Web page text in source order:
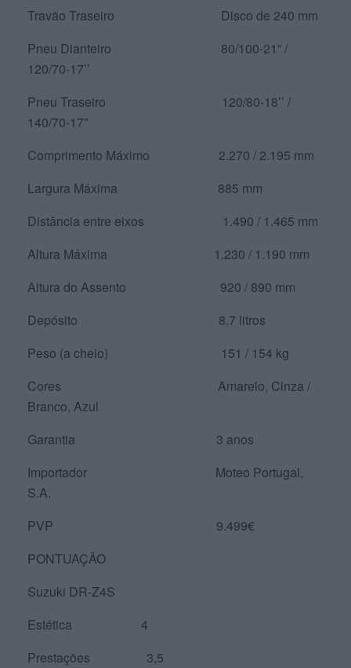
Travão Traseiro Disco de 240 mm
Pneu Dianteiro 80/100-21” /
120/70-17’’
Pneu Traseiro 120/80-18’’ /
140/70-17”
Comprimento Máximo 2.270 / 2.195 mm
Largura Máxima 885 mm
Distância entre eixos 1.490 / 1.465 mm
Altura Máxima 1.230 / 1.190 mm
Altura do Assento 920 / 890 mm
Depósito 8,7 litros
Peso (a cheio) 151 / 154 kg
Cores Amarelo, Cinza /
Branco, Azul
Garantia 3 anos
Importador Moteo Portugal,
S.A.
PVP 9.499€
PONTUAÇÃO
Suzuki DR-Z4S
Estética 4
Prestações 3,5